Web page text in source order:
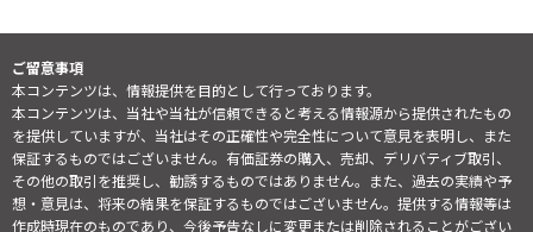
ご留意事項
本コンテンツは、情報提供を目的として行っております。
本コンテンツは、当社や当社が信頼できると考える情報源から提供されたもの
を提供していますが、当社はその正確性や完全性について意見を表明し、また
保証するものではございません。有価証券の購入、売却、デリバティブ取引、
その他の取引を推奨し、勧誘するものではありません。また、過去の実績や予
想・意見は、将来の結果を保証するものではございません。提供する情報等は
作成時現在のものであり、今後予告なしに変更または削除されることがござい